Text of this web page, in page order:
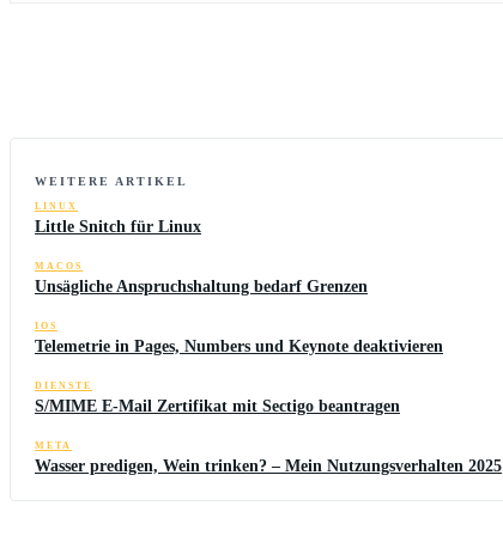
WEITERE ARTIKEL
LINUX
Little Snitch für Linux
MACOS
Unsägliche Anspruchshaltung bedarf Grenzen
IOS
Telemetrie in Pages, Numbers und Keynote deaktivieren
DIENSTE
S/MIME E-Mail Zertifikat mit Sectigo beantragen
META
Wasser predigen, Wein trinken? – Mein Nutzungsverhalten 2025